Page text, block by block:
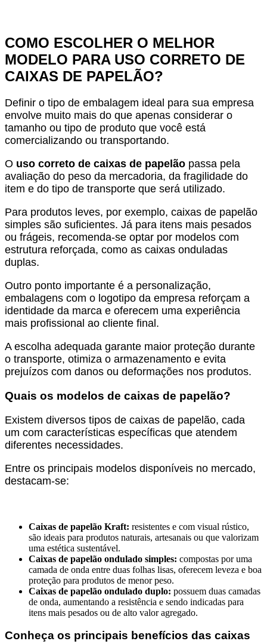
COMO ESCOLHER O MELHOR
MODELO PARA USO CORRETO DE
CAIXAS DE PAPELÃO?
Definir o tipo de embalagem ideal para sua empresa
envolve muito mais do que apenas considerar o
tamanho ou tipo de produto que você está
comercializando ou transportando.
O uso correto de caixas de papelão passa pela
avaliação do peso da mercadoria, da fragilidade do
item e do tipo de transporte que será utilizado.
Para produtos leves, por exemplo, caixas de papelão
simples são suficientes. Já para itens mais pesados
ou frágeis, recomenda-se optar por modelos com
estrutura reforçada, como as caixas onduladas
duplas.
Outro ponto importante é a personalização,
embalagens com o logotipo da empresa reforçam a
identidade da marca e oferecem uma experiência
mais profissional ao cliente final.
A escolha adequada garante maior proteção durante
o transporte, otimiza o armazenamento e evita
prejuízos com danos ou deformações nos produtos.
Quais os modelos de caixas de papelão?
Existem diversos tipos de caixas de papelão, cada
um com características específicas que atendem
diferentes necessidades.
Entre os principais modelos disponíveis no mercado,
destacam-se:
Caixas de papelão Kraft: resistentes e com visual rústico,
são ideais para produtos naturais, artesanais ou que valorizam
uma estética sustentável.
Caixas de papelão ondulado simples: compostas por uma
camada de onda entre duas folhas lisas, oferecem leveza e boa
proteção para produtos de menor peso.
Caixas de papelão ondulado duplo: possuem duas camadas
de onda, aumentando a resistência e sendo indicadas para
itens mais pesados ou de alto valor agregado.
Conheça os principais benefícios das caixas